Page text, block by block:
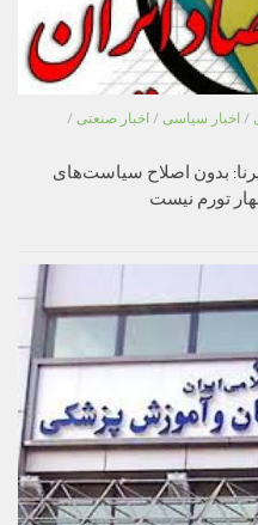
/ اخبار سیاسی / اخبار صنعتی /
بدون اصلاح سیاست‌های
تورم نیست